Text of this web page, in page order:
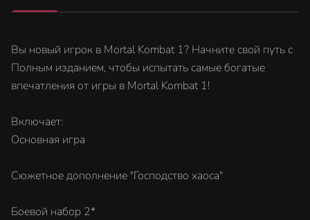
Вы новый игрок в Mortal Kombat 1? Начните свой путь с
Полным изданием, чтобы испытать самые богатые
впечатления от игры в Mortal Kombat 1!
Включает:
Основная игра
Сюжетное дополнение "Господство хаоса"
Боевой набор 2*